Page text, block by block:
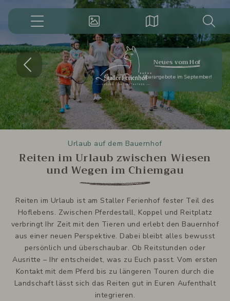
08621-
6496929Impressionen Lage
Suche
Suchbegriff
eingeben
Suchen
Menü
Vorheriges Neues vom Hof
Sparangebote im September!
Urlaub auf dem Bauernhof
Reiten im Urlaub zwischen Wiesen
und Wegen im Chiemgau
Reiten im Urlaub ist am Staller Ferienhof fester Teil des
Hoflebens. Zwischen Pferdestall, Koppel und Reitplatz
verbringt Ihr Zeit mit den Tieren und erlebt den Bauernhof
aus einer neuen Perspektive. Dabei bleibt alles bewusst
persönlich und überschaubar. Ob Reitstunden oder
Ausritte – Ihr entscheidet, was zu Euch passt. Vom ersten
Kontakt mit dem Pferd bis zu längeren Touren durch die
Landschaft lässt sich das Reiten gut in Euren Aufenthalt
integrieren.